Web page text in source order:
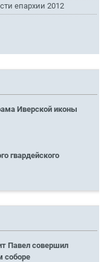
епархии 2012
Иверской иконы
гвардейского
Павел совершил
соборе